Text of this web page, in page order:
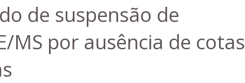
de suspensão de
MS por ausência de cotas